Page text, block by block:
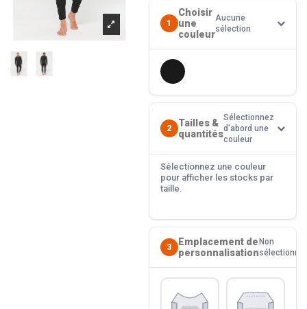
1
Choisir
une
couleur
Aucune
sélection
2
Tailles &
quantités
Sélectionnez
d'abord une
couleur
Sélectionnez une couleur
pour afficher les stocks par
taille.
3
Emplacement de
personnalisation
Non
sélectionné